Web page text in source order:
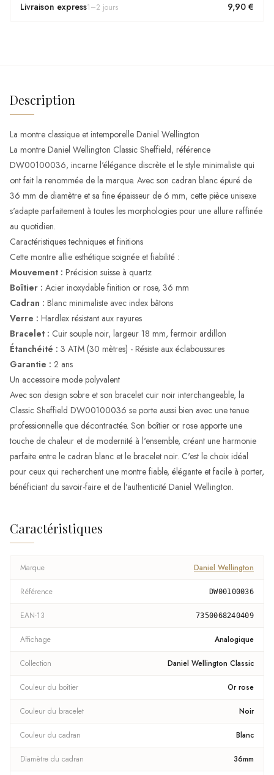
Livraison express1–2 jours 9,90 €
Description
La montre classique et intemporelle Daniel Wellington
La montre Daniel Wellington Classic Sheffield, référence
DW00100036, incarne l'élégance discrète et le style minimaliste qui
ont fait la renommée de la marque. Avec son cadran blanc épuré de
36 mm de diamètre et sa fine épaisseur de 6 mm, cette pièce unisexe
s'adapte parfaitement à toutes les morphologies pour une allure raffinée
au quotidien.
Caractéristiques techniques et finitions
Cette montre allie esthétique soignée et fiabilité :
Mouvement : Précision suisse à quartz
Boîtier : Acier inoxydable finition or rose, 36 mm
Cadran : Blanc minimaliste avec index bâtons
Verre : Hardlex résistant aux rayures
Bracelet : Cuir souple noir, largeur 18 mm, fermoir ardillon
Étanchéité : 3 ATM (30 mètres) - Résiste aux éclaboussures
Garantie : 2 ans
Un accessoire mode polyvalent
Avec son design sobre et son bracelet cuir noir interchangeable, la
Classic Sheffield DW00100036 se porte aussi bien avec une tenue
professionnelle que décontractée. Son boîtier or rose apporte une
touche de chaleur et de modernité à l'ensemble, créant une harmonie
parfaite entre le cadran blanc et le bracelet noir. C'est le choix idéal
pour ceux qui recherchent une montre fiable, élégante et facile à porter,
bénéficiant du savoir-faire et de l'authenticité Daniel Wellington.
Caractéristiques
Marque Daniel Wellington
Référence DW00100036
EAN-13 7350068240409
Affichage Analogique
Collection Daniel Wellington Classic
Couleur du boîtier Or rose
Couleur du bracelet Noir
Couleur du cadran Blanc
Diamètre du cadran 36mm